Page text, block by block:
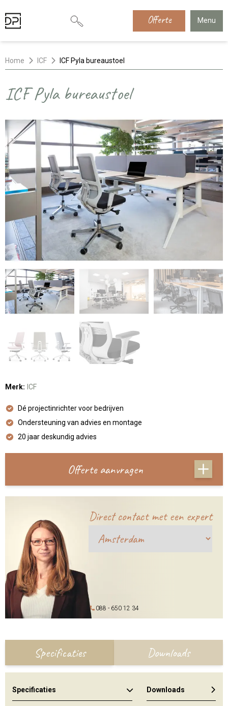
Offerte Menu
Home ICF ICF Pyla bureaustoel
ICF Pyla bureaustoel
Merk: ICF
Dé projectinrichter voor bedrijven
Ondersteuning van advies en montage
20 jaar deskundig advies
Offerte aanvragen
Direct contact met een expert
088 - 650 12 34
Specificaties Downloads
Specificaties Downloads